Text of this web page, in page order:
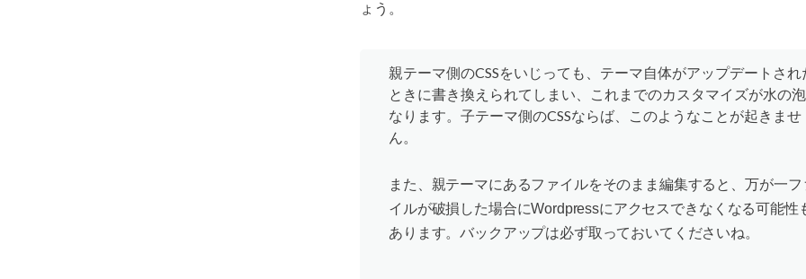
ょう。
親テーマ側のCSSをいじっても、テーマ自体がアップデートされ
ときに書き換えられてしまい、これまでのカスタマイズが水の
なります。子テーマ側のCSSならば、このようなことが起きませ
ん。
また、親テーマにあるファイルをそのまま編集すると、万が一フ
イルが破損した場合にWordpressにアクセスできなくなる可能性
あります。バックアップは必ず取っておいてくださいね。